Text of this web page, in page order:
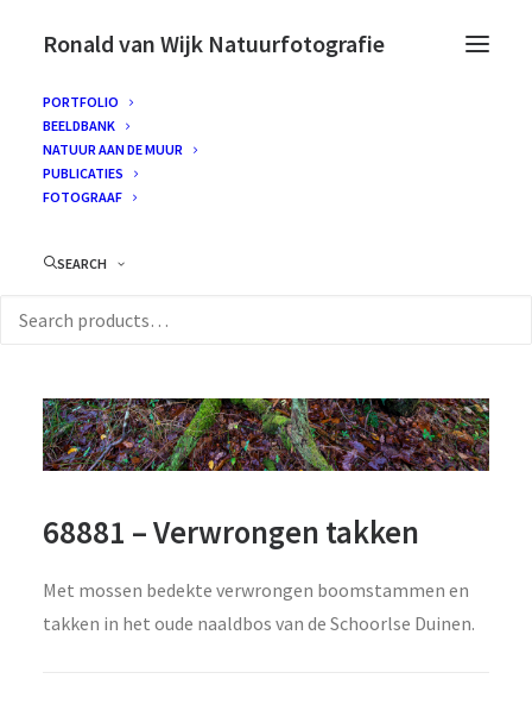
Ronald van Wijk Natuurfotografie
PORTFOLIO
BEELDBANK
NATUUR AAN DE MUUR
PUBLICATIES
FOTOGRAAF
SEARCH
68881 – Verwrongen takken
Met mossen bedekte verwrongen boomstammen en
takken in het oude naaldbos van de Schoorlse Duinen.